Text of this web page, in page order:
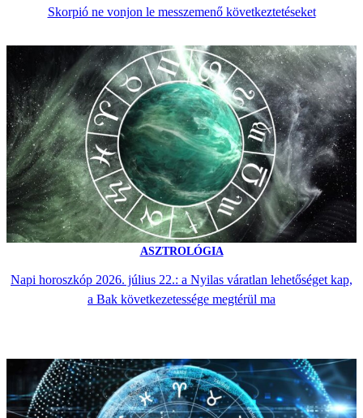
Skorpió ne vonjon le messzemenő következtetéseket
ASZTROLÓGIA
Napi horoszkóp 2026. július 22.: a Nyilas váratlan lehetőséget kap,
a Bak következetessége megtérül ma